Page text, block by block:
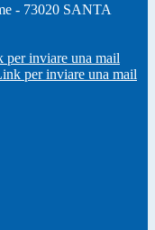
- 73020 SANTA
per inviare una mail
per inviare una mail